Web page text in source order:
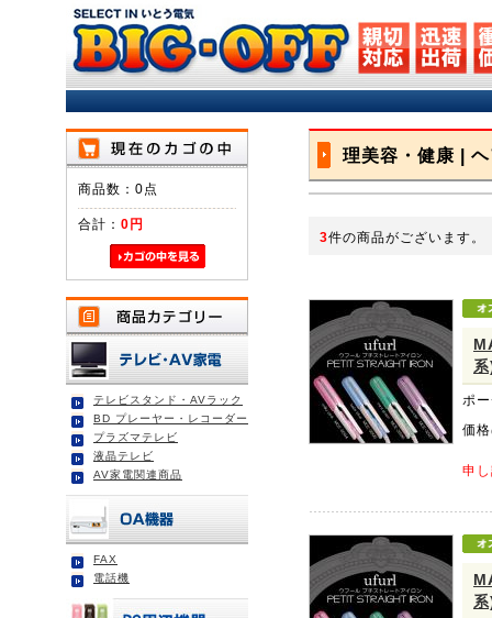
商品数：0点
合計： 0円
テレビスタンド・AVラック
BD プレーヤー・レコーダー
プラズマテレビ
液晶テレビ
AV家電関連商品
FAX
電話機
理美容・健康 |
3件の商品がございます。
ポ
価格
申